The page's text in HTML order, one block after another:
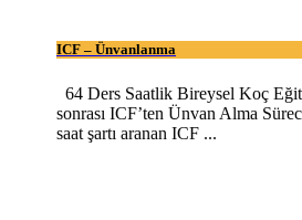
ICF – Ünvanlanma
64 Ders Saatlik Bireysel Koç
sonrası ICF’ten Ünvan Alma
saat şartı aranan ICF ...